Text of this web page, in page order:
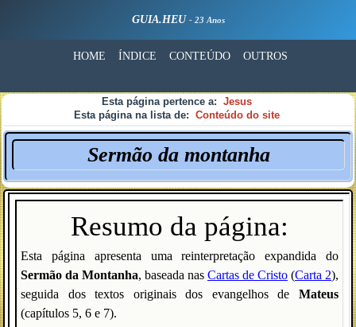
GUIA.HEU - 23 Anos
HOME ÍNDICE CONTEÚDO OUTROS
Esta página pertence a: Jesus
Esta página na lista de: Conteúdo do site
Sermão da montanha
Resumo da página:
Esta página apresenta uma reinterpretação expandida do
Sermão da Montanha, baseada nas Cartas de Cristo (Carta 2),
seguida dos textos originais dos evangelhos de Mateus
(capítulos 5, 6 e 7).